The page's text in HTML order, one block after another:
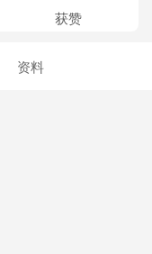
获赞
资料